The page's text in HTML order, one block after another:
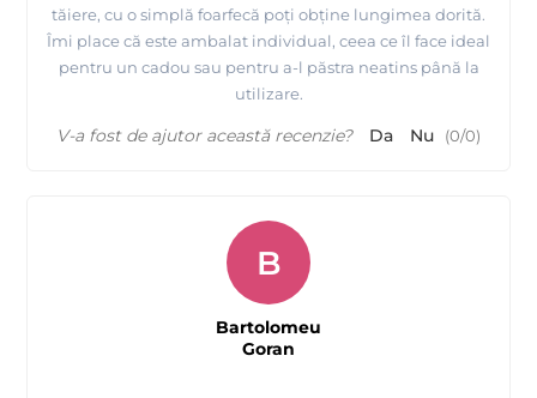
tăiere, cu o simplă foarfecă poți obține lungimea dorită.
Îmi place că este ambalat individual, ceea ce îl face ideal
pentru un cadou sau pentru a-l păstra neatins până la
utilizare.
V-a fost de ajutor această recenzie? Da Nu (0/0)
B
Bartolomeu
Goran